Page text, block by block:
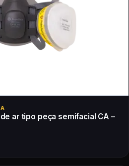
ar tipo peça semifacial CA –